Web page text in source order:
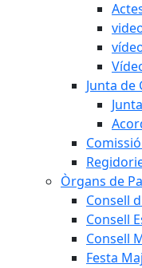
Junta de
Òrgans de
Consell
Consell
Consell
Festa